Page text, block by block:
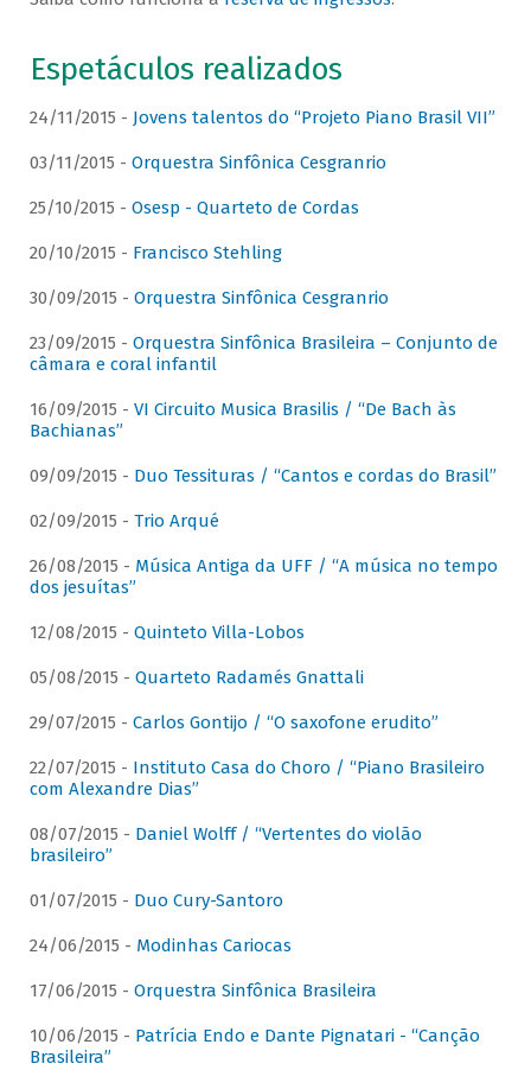
Espetáculos realizados
24/11/2015 - Jovens talentos do “Projeto Piano Brasil VII”
03/11/2015 - Orquestra Sinfônica Cesgranrio
25/10/2015 - Osesp - Quarteto de Cordas
20/10/2015 - Francisco Stehling
30/09/2015 - Orquestra Sinfônica Cesgranrio
23/09/2015 - Orquestra Sinfônica Brasileira – Conjunto de
câmara e coral infantil
16/09/2015 - VI Circuito Musica Brasilis / “De Bach às
Bachianas”
09/09/2015 - Duo Tessituras / “Cantos e cordas do Brasil”
02/09/2015 - Trio Arqué
26/08/2015 - Música Antiga da UFF / “A música no tempo
dos jesuítas”
12/08/2015 - Quinteto Villa-Lobos
05/08/2015 - Quarteto Radamés Gnattali
29/07/2015 - Carlos Gontijo / “O saxofone erudito”
22/07/2015 - Instituto Casa do Choro / “Piano Brasileiro
com Alexandre Dias”
08/07/2015 - Daniel Wolff / “Vertentes do violão
brasileiro”
01/07/2015 - Duo Cury-Santoro
24/06/2015 - Modinhas Cariocas
17/06/2015 - Orquestra Sinfônica Brasileira
10/06/2015 - Patrícia Endo e Dante Pignatari - “Canção
Brasileira”